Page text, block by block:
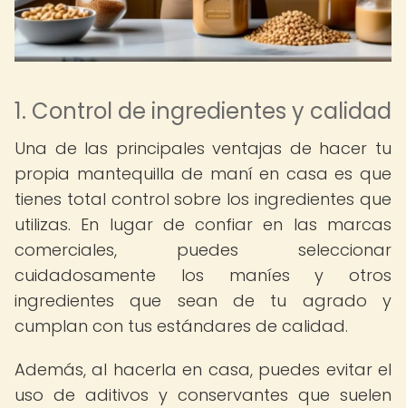
1. Control de ingredientes y calidad
Una de las principales ventajas de hacer tu
propia mantequilla de maní en casa es que
tienes total control sobre los ingredientes que
utilizas. En lugar de confiar en las marcas
comerciales, puedes seleccionar
cuidadosamente los maníes y otros
ingredientes que sean de tu agrado y
cumplan con tus estándares de calidad.
Además, al hacerla en casa, puedes evitar el
uso de aditivos y conservantes que suelen